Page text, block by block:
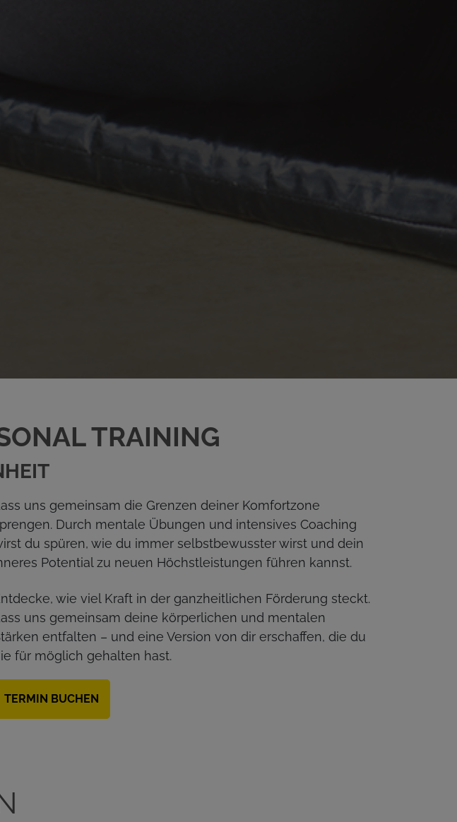
TRAINING
uns gemeinsam die Grenzen deiner Komfortzone
Durch mentale Übungen und intensives Coaching
du spüren, wie du immer selbstbewusster wirst und dein
Potential zu neuen Höchstleistungen führen kannst.
wie viel Kraft in der ganzheitlichen Förderung steckt.
uns gemeinsam deine körperlichen und mentalen
entfalten – und eine Version von dir erschaffen, die du
für möglich gehalten hast.
TERMIN BUCHEN